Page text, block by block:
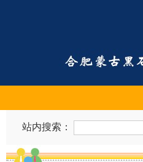
站内搜索：